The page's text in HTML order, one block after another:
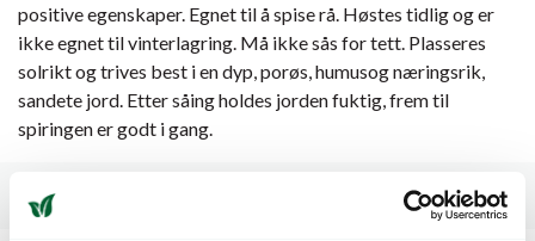
positive egenskaper. Egnet til å spise rå. Høstes tidlig og er
ikke egnet til vinterlagring. Må ikke sås for tett. Plasseres
solrikt og trives best i en dyp, porøs, humusog næringsrik,
sandete jord. Etter såing holdes jorden fuktig, frem til
spiringen er godt i gang.
Spesifikasjoner